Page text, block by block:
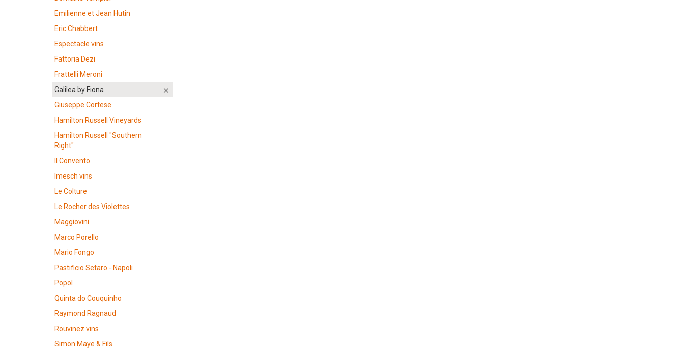
Emilienne et Jean Hutin
Eric Chabbert
Espectacle vins
Fattoria Dezi
Frattelli Meroni
Galilea by Fiona
Giuseppe Cortese
Hamilton Russell Vineyards
Hamilton Russell "Southern
Right"
Il Convento
Imesch vins
Le Colture
Le Rocher des Violettes
Maggiovini
Marco Porello
Mario Fongo
Pastificio Setaro - Napoli
Popol
Quinta do Couquinho
Raymond Ragnaud
Rouvinez vins
Simon Maye & Fils